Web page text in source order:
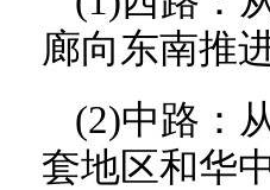
廊向东南推
(2)中路：
套地区和华